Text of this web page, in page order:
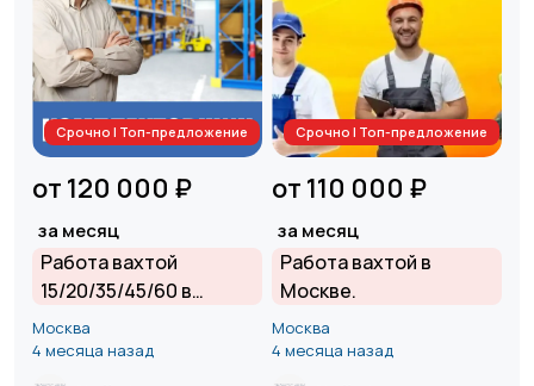
Срочно | Топ-предложение
от 120 000 ₽
за месяц
Работа вахтой
15/20/35/45/60 в
Москве и Московской
области от прямого
Москва
4 месяца назад
Срочно | Топ-предложение
от 110 000 ₽
за месяц
Работа вахтой в
Москве.
Москва
4 месяца назад